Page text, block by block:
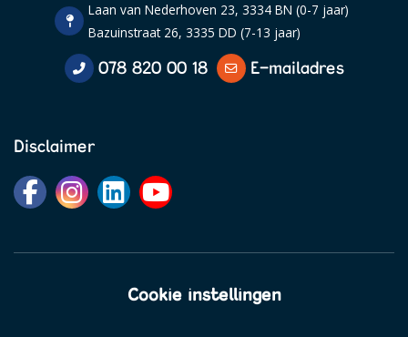
Laan van Nederhoven 23, 3334 BN (0-7 jaar)
Bazuinstraat 26, 3335 DD (7-13 jaar)
078 820 00 18 E-mailadres
Disclaimer
Cookie instellingen